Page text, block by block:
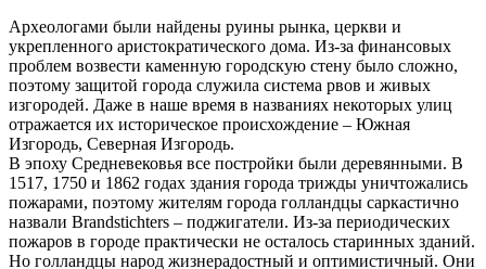
Археологами были найдены руины рынка, церкви и
укрепленного аристократического дома. Из-за финансовых
проблем возвести каменную городскую стену было сложно,
поэтому защитой города служила система рвов и живых
изгородей. Даже в наше время в названиях некоторых улиц
отражается их историческое происхождение – Южная
Изгородь, Северная Изгородь.
В эпоху Средневековья все постройки были деревянными. В
1517, 1750 и 1862 годах здания города трижды уничтожались
пожарами, поэтому жителям города голландцы саркастично
назвали Brandstichters – поджигатели. Из-за периодических
пожаров в городе практически не осталось старинных зданий.
Но голландцы народ жизнерадостный и оптимистичный. Они